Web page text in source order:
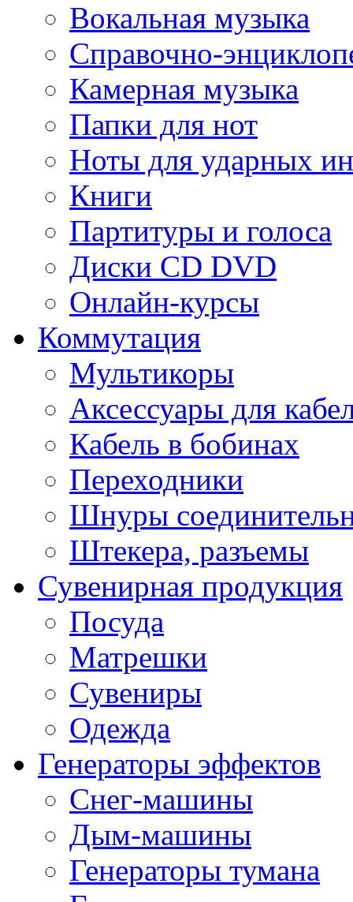
Вокальная музыка
Справочно-
Камерная музыка
Папки для нот
Ноты для ударных
Книги
Партитуры и голоса
Диски CD DVD
Онлайн-курсы
Коммутация
Мультикоры
Аксессуары для
Кабель в бобинах
Переходники
Шнуры
Штекера, разъемы
Сувенирная продукция
Посуда
Матрешки
Сувениры
Одежда
Генераторы эффектов
Снег-машины
Дым-машины
Генераторы тумана